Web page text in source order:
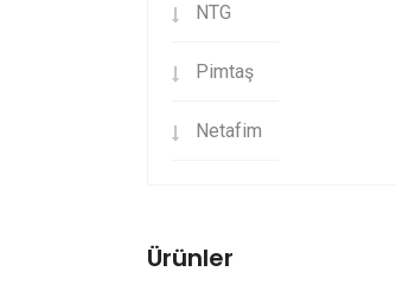
NTG
Pimtaş
Netafim
Ürünler